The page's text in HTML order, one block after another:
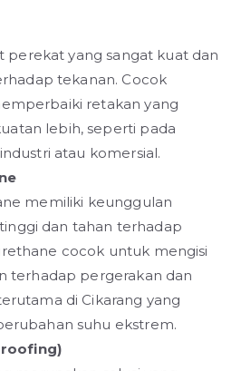
perekat yang sangat kuat dan
tekanan. Cocok
retakan yang
lebih, seperti pada
atau komersial.
memiliki keunggulan
dan tahan terhadap
cocok untuk mengisi
terhadap pergerakan dan
di Cikarang yang
suhu ekstrem.